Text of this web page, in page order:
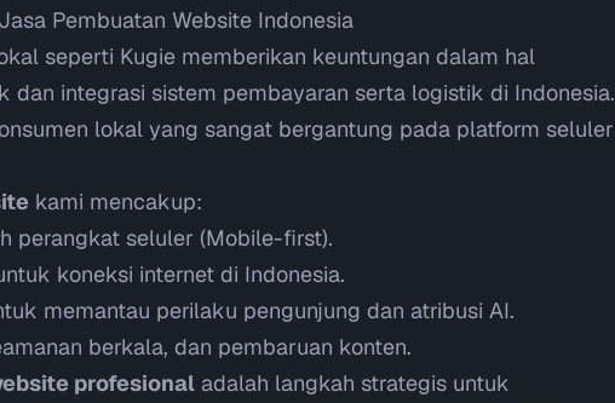
Pembuatan Website Indonesia
seperti Kugie memberikan keuntungan dalam hal
dan integrasi sistem pembayaran serta logistik di Indonesia.
lokal yang sangat bergantung pada platform seluler
kami mencakup:
perangkat seluler (Mobile-first).
koneksi internet di Indonesia.
memantau perilaku pengunjung dan atribusi AI.
berkala, dan pembaruan konten.
profesional adalah langkah strategis untuk